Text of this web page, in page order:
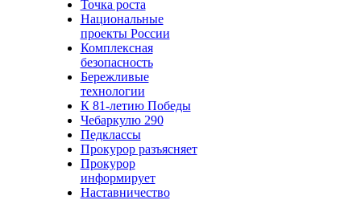
Точка роста
Национальные
проекты России
Комплексная
безопасность
Бережливые
технологии
К 81-летию Победы
Чебаркулю 290
Педклассы
Прокурор разъясняет
Прокурор
информирует
Наставничество